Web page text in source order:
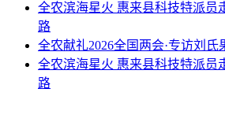
全农滨海星火 惠来县科技特派员
路
全农献礼2026全国两会·专访刘
全农滨海星火 惠来县科技特派员
路